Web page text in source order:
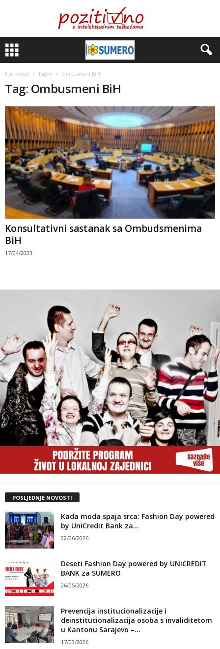
Naslovnica Tagovi Ombusmeni BiH
Tag: Ombusmeni BiH
Konsultativni sastanak sa Ombudsmenima
BiH
17/04/2023
POSLJEDNJE NOVOSTI
Kada moda spaja srca: Fashion Day powered
by UniCredit Bank za...
02/06/2026
Deseti Fashion Day powered by UNICREDIT
BANK za SUMERO
26/05/2026
Prevencija institucionalizacije i
deinstitucionalizacija osoba s invaliditetom
u Kantonu Sarajevo –...
17/03/2026